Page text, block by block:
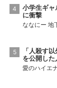
小学生ギャ
に衝撃
ななにー 地
「人殺す
を公開した
愛のハイエ